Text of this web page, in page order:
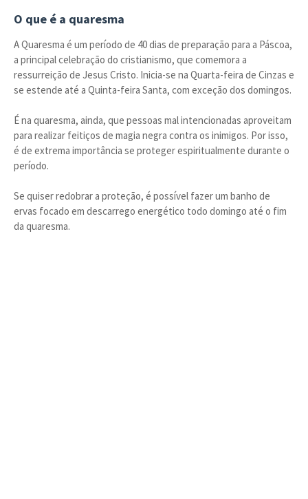
O que é a quaresma
A Quaresma é um período de 40 dias de preparação para a Páscoa,
a principal celebração do cristianismo, que comemora a
ressurreição de Jesus Cristo. Inicia-se na Quarta-feira de Cinzas e
se estende até a Quinta-feira Santa, com exceção dos domingos.
É na quaresma, ainda, que pessoas mal intencionadas aproveitam
para realizar feitiços de magia negra contra os inimigos. Por isso,
é de extrema importância se proteger espiritualmente durante o
período.
Se quiser redobrar a proteção, é possível fazer um banho de
ervas focado em descarrego energético todo domingo até o fim
da quaresma.